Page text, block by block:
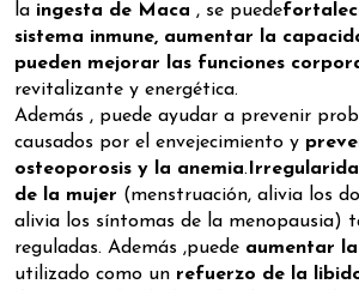
la ingesta de Maca , se puede
sistema inmune, aumentar la
pueden mejorar las funciones
revitalizante y energética.
Además , puede ayudar a prevenir
causados por el envejecimiento y
osteoporosis y la anemia.
de la mujer (menstruación, alivia los
alivia los síntomas de la menopausia)
reguladas. Además ,puede aumentar
utilizado como un refuerzo de la